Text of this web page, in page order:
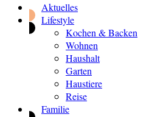
Aktuelles
Lifestyle
Kochen & Backen
Wohnen
Haushalt
Garten
Haustiere
Reise
Familie